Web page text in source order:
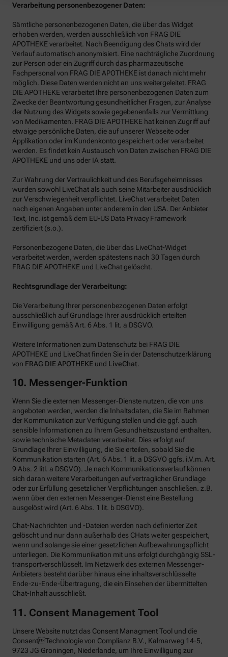
Verarbeitung personenbezogener Daten:
Sämtliche personenbezogenen Daten, die über das Widget
erhoben werden, werden ausschließlich von FRAG DIE
APOTHEKE verarbeitet. Nach Beendigung des Chats wird der
Verlauf automatisch anonymisiert. Eine nachträgliche Zuordnung
zur Person oder ein Zugriff durch das pharmazeutische
Fachpersonal von FRAG DIE APOTHEKE ist danach nicht mehr
möglich. Diese Daten werden nicht an uns weitergeleitet. FRAG
DIE APOTHEKE verarbeitet Ihre personenbezogenen Daten zum
Zwecke der Beantwortung gesundheitlicher Fragen, zur Analyse
der Nutzung des Widgets sowie gegebenenfalls zur Vermittlung
von Medikamenten. FRAG DIE APOTHEKE hat keinen Zugriff auf
etwaige persönliche Daten, die auf unserer Webseite oder
Applikation oder im Kundenkonto gespeichert oder verarbeitet
werden. Es findet kein Austausch von Daten zwischen FRAG DIE
APOTHEKE und uns oder IA statt.
Zur Wahrung der Vertraulichkeit und des Berufsgeheimnisses
wurden sowohl LiveChat als auch seine Mitarbeiter ausdrücklich
zur Verschwiegenheit verpflichtet. LiveChat verarbeitet Daten
nach eigenen Angaben unter anderem in den USA. Der Anbieter
Text, Inc. ist gemäß dem EU-US Data Privacy Framework
zertifiziert (s.o.).
Personenbezogene Daten, die über das LiveChat-Widget
verarbeitet werden, werden spätestens nach 30 Tagen durch
FRAG DIE APOTHEKE und LiveChat gelöscht.
Rechtsgrundlage der Verarbeitung:
Die Verarbeitung Ihrer personenbezogenen Daten erfolgt
ausschließlich auf Grundlage Ihrer ausdrücklich erteilten
Einwilligung gemäß Art. 6 Abs. 1 lit. a DSGVO.
Weitere Informationen zum Datenschutz bei FRAG DIE
APOTHEKE und LiveChat finden Sie in der Datenschutzerklärung
von FRAG DIE APOTHEKE und LiveChat
10. Messenger-Funktion
Wenn Sie die externen Messenger-Dienste nutzen, die von uns
angeboten werden, werden die Inhaltsdaten, die Sie im Rahmen
der Kommunikation zur Verfügung stellen und die ggf. auch
sensible Informationen zu Ihrem Gesundheitszustand enthalten,
sowie technische Metadaten verarbeitet. Dies erfolgt auf
Grundlage Ihrer Einwilligung, die Sie erteilen, sobald Sie die
Kommunikation starten (Art. 6 Abs. 1 lit. a DSGVO ggfs. i.V.m. Art.
9 Abs. 2 litl. a DSGVO). Je nach Kommunikationsverlauf können
sich daran weitere Verarbeitungen auf vertraglicher Grundlage
oder zur Erfüllung gesetzlicher Verpflichtungen anschließen. z.B.
wenn über den externen Messenger-Dienst eine Bestellung
ausgelöst wird (Art. 6 Abs. 1 lit. b DSGVO).
Chat-Nachrichten und -Dateien werden nach definierter Zeit
gelöscht und nur dann außerhalb des CHats weiter gespeichert,
wenn und solange sie einer gesetzlichen Aufbewahrungspflicht
unterliegen. Die Kommunikation mit uns erfolgt durchgängig SSL-
transportverschlüsselt. Im Netzwerk des externen Messenger-
Anbieters besteht darüber hinaus eine inhaltsverschlüsselte
Ende-zu-Ende-Übertragung, die ein Einsehen der übermittelten
Chat-Inhalt ausschließt.
11. Consent Management Tool
Unsere Website nutzt das Consent Managment Tool und die
ConsentTechnologie von Complianz B.V., Kalmarweg 14-5,
9723 JG Groningen, Niederlande, um Ihre Einwilligung zur